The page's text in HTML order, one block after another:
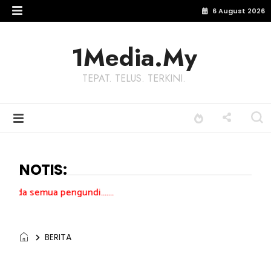
6 August 2026
1Media.My
TEPAT. TELUS. TERKINI.
NOTIS:
BERITA